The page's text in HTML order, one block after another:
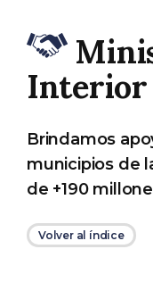
Interior
Brindamos
municipios de
de +190
Volver al índice